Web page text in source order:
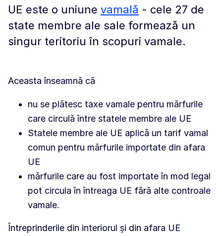
UE este o uniune vamală - cele 27 de
state membre ale sale formează un
singur teritoriu în scopuri vamale.
Aceasta înseamnă că
nu se plătesc taxe vamale pentru mărfurile
care circulă între statele membre ale UE
Statele membre ale UE aplică un tarif vamal
comun pentru mărfurile importate din afara
UE
mărfurile care au fost importate în mod legal
pot circula în întreaga UE fără alte controale
vamale.
Întreprinderile din interiorul și din afara UE